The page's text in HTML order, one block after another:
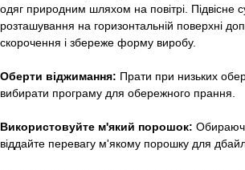
одяг природним шляхом на повітрі. Підвісне
розташування на горизонтальній поверхні
скорочення і збереже форму виробу.
Оберти віджимання: Прати при низьких
вибирати програму для обережного прання.
Використовуйте м'який порошок:
віддайте перевагу м'якому порошку для